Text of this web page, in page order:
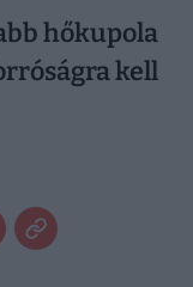
hőkupola
kell